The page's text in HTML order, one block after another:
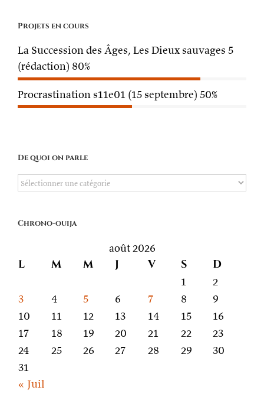
Projets en cours
La Succession des Âges, Les Dieux sauvages 5
(rédaction) 80%
Procrastination s11e01 (15 septembre) 50%
De quoi on parle
De
parle
Chrono-ouija
août 2026
L M M J V S D
1
2
3
4 5 6 7 8
9
10
11 12 13 14 15
16
17
18 19 20 21 22
23
24
25 26 27 28 29
30
31
« Juil